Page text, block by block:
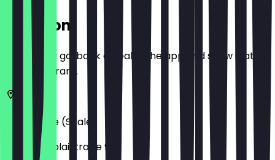
Location
Before you go, book a deal in the app and show it at
the restaurant.
Halle (Saale)
Große Nikolaistraße 9